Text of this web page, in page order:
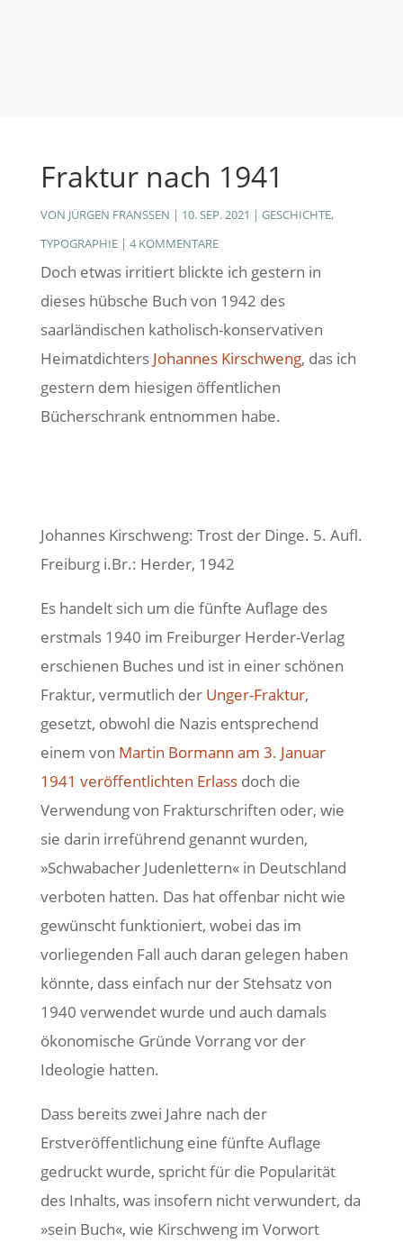
Fraktur nach 1941
VON JÜRGEN FRANSSEN | 10. SEP. 2021 | GESCHICHTE,
TYPOGRAPHIE| 4 KOMMENTARE
Doch etwas irritiert blickte ich gestern in
dieses hübsche Buch von 1942 des
saarländischen katholisch-konservativen
Heimatdichters Johannes Kirschweng, das ich
gestern dem hiesigen öffentlichen
Bücherschrank entnommen habe.
Johannes Kirschweng: Trost der Dinge. 5. Aufl.
Freiburg i.Br.: Herder, 1942
Es handelt sich um die fünfte Auflage des
erstmals 1940 im Freiburger Herder-Verlag
erschienen Buches und ist in einer schönen
Fraktur, vermutlich der Unger-Fraktur,
gesetzt, obwohl die Nazis entsprechend
einem von Martin Bormann am 3. Januar
1941 veröffentlichten Erlassdoch die
Verwendung von Frakturschriften oder, wie
sie darin irreführend genannt wurden,
»Schwabacher Judenlettern« in Deutschland
verboten hatten. Das hat offenbar nicht wie
gewünscht funktioniert, wobei das im
vorliegenden Fall auch daran gelegen haben
könnte, dass einfach nur der Stehsatz von
1940 verwendet wurde und auch damals
ökonomische Gründe Vorrang vor der
Ideologie hatten.
Dass bereits zwei Jahre nach der
Erstveröffentlichung eine fünfte Auflage
gedruckt wurde, spricht für die Popularität
des Inhalts, was insofern nicht verwundert, da
»sein Buch«, wie Kirschweng im Vorwort